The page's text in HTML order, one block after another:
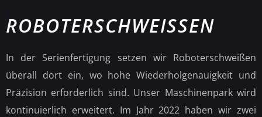
ROBOTERSCHWEISSEN
In der Serienfertigung setzen wir Roboterschweißen
überall dort ein, wo hohe Wiederholgenauigkeit und
Präzision erforderlich sind. Unser Maschinenpark wird
kontinuierlich erweitert. Im Jahr 2022 haben wir zwei